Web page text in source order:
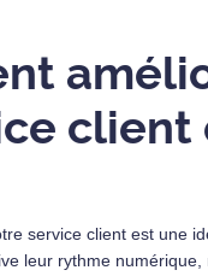
client
service client est une
leur rythme numérique,